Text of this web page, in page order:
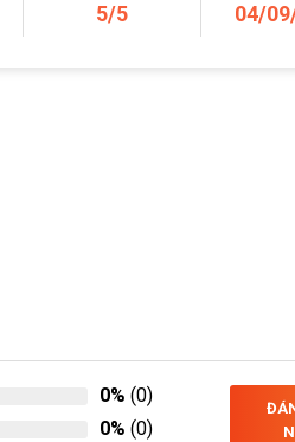
5/5 04/
0% (0)
0% (0)